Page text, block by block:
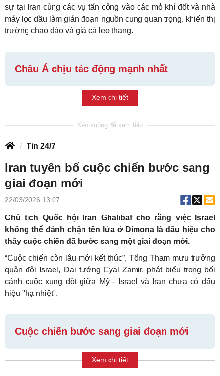
sự tại Iran cùng các vụ tấn công vào các mỏ khí đốt và nhà
máy lọc dầu làm gián đoạn nguồn cung quan trọng, khiến thị
trường chao đảo và giá cả leo thang.
Châu Á chịu tác động mạnh nhất
Xem chi tiết
Tin 24/7
Iran tuyên bố cuộc chiến bước sang
giai đoạn mới
22/03/2026 13:07
Chủ tịch Quốc hội Iran Ghalibaf cho rằng việc Israel
không thể đánh chặn tên lửa ở Dimona là dấu hiệu cho
thấy cuộc chiến đã bước sang một giai đoạn mới.
“Cuộc chiến còn lâu mới kết thúc”, Tổng Tham mưu trưởng
quân đội Israel, Đại tướng Eyal Zamir, phát biểu trong bối
cảnh cuộc xung đột giữa Mỹ - Israel và Iran chưa có dấu
hiệu "hạ nhiệt".
Cuộc chiến bước sang giai đoạn mới
Xem chi tiết